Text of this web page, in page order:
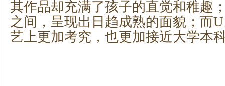
其作品却充满了孩子的直觉和稚趣
之间，呈现出日趋成熟的面貌；而
艺上更加考究，也更加接近大学本